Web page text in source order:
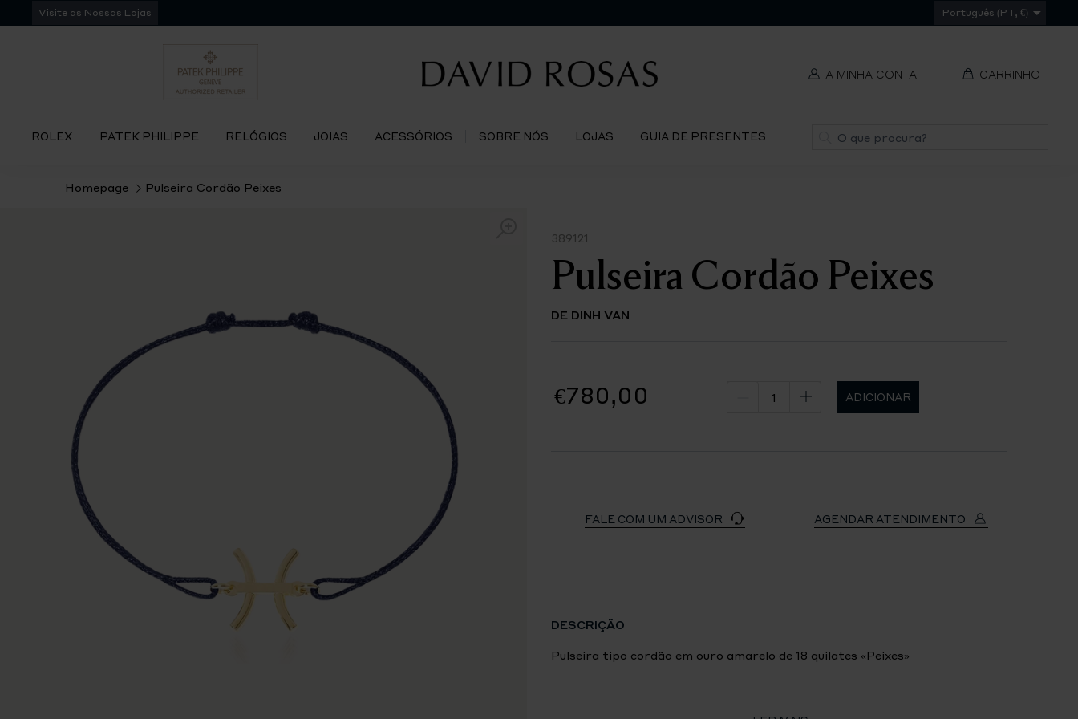
para
Visite as Nossas Lojas Português (PT, €)
A MINHA CONTA CARRINHO
ROLEX PATEK PHILIPPE RELÓGIOS JOIAS ACESSÓRIOS SOBRE NÓS LOJAS GUIA DE PRESENTES Pesquisa
Homepage Pulseira Cordão Peixes
389121
Pulseira Cordão Peixes
DE DINH VAN
€780,00 ADICIONAR
FALE COM UM ADVISOR AGENDAR ATENDIMENTO
DESCRIÇÃO
Pulseira tipo cordão em ouro amarelo de 18 quilates «Peixes»